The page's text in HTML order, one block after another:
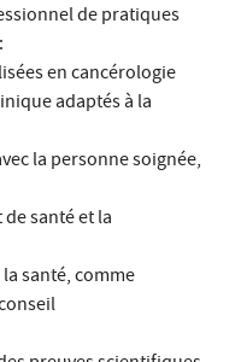
de pratiques
en cancérologie
adaptés à la
la personne soignée,
santé et la
santé, comme